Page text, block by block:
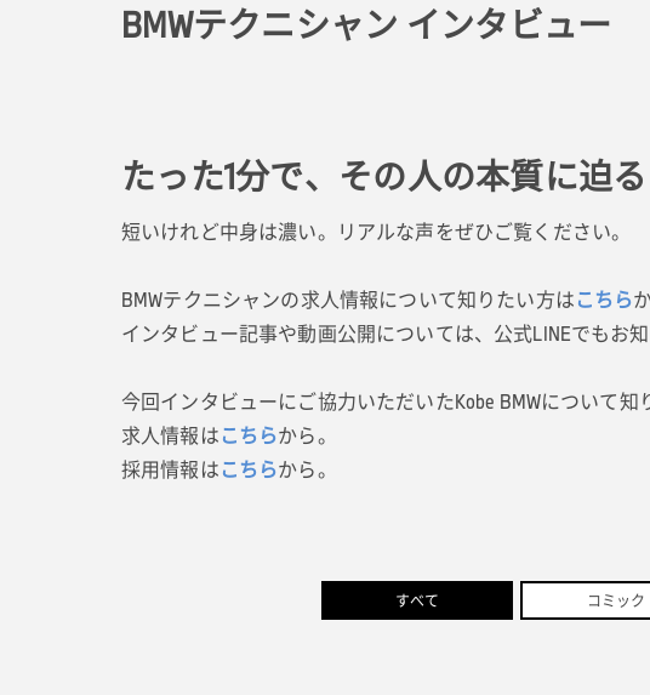
BMWテクニシャン インタビュー
たった1分で、その人の本質に迫る
短いけれど中身は濃い。リアルな声をぜひご覧ください。
BMWテクニシャンの求人情報について知りたい方はこちら
インタビュー記事や動画公開については、公式LINEでもお
今回インタビューにご協力いただいたKobe BMWについて知
求人情報はこちらから。
採用情報はこちらから。
すべて コミック